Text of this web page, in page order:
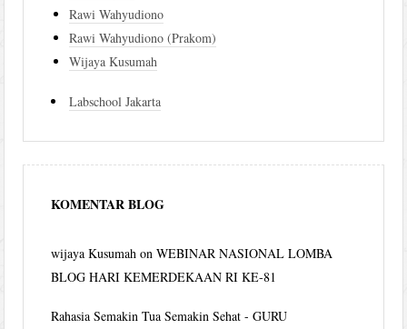
Rawi Wahyudiono
Rawi Wahyudiono (Prakom)
Wijaya Kusumah
Labschool Jakarta
KOMENTAR BLOG
wijaya Kusumah onWEBINAR NASIONAL LOMBA
BLOG HARI KEMERDEKAAN RI KE-81
Rahasia Semakin Tua Semakin Sehat - GURU